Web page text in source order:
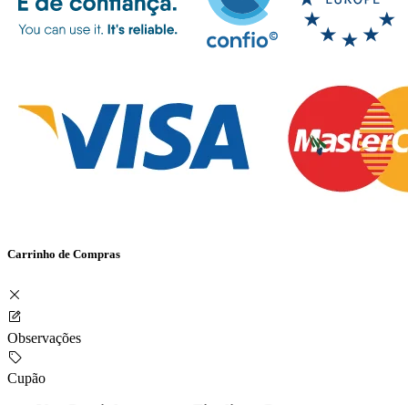
Carrinho de Compras
Observações
Cupão